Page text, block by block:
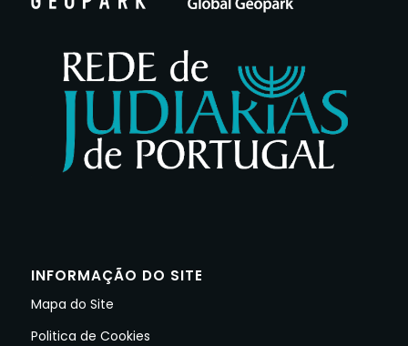
INFORMAÇÃO DO SITE
Mapa do Site
Politica de Cookies